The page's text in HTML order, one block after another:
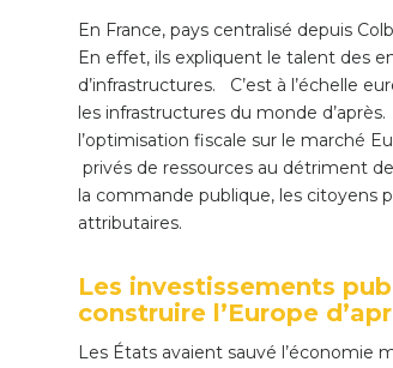
En France, pays centralisé depuis
En effet, ils expliquent le talent des
d’infrastructures. C’est à l’échelle
les infrastructures du monde
l’optimisation fiscale sur le marché
privés de ressources au détriment
la commande publique, les citoyens
attributaires.
Les investissements
construire l’Europe
Les États avaient sauvé l’économie